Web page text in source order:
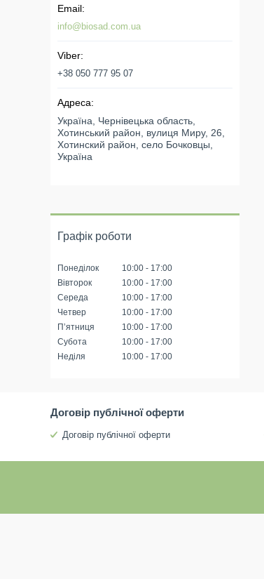
info@biosad.com.ua
+38 050 777 95 07
Україна, Чернівецька область,
Хотинський район, вулиця Миру, 26,
Хотинский район, село Бочковцы,
Україна
Графік роботи
Понеділок 10:00
17:00
Вівторок
10:00
17:00
Середа
10:00
17:00
Четвер
10:00
17:00
Пʼятниця
10:00
17:00
Субота
10:00
17:00
Неділя
10:00 17:00
Договір публічної оферти
Договір публічної оферти